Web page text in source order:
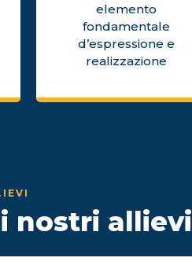
elemento
fondamentale
d’espressione e
realizzazione
nostri allievi